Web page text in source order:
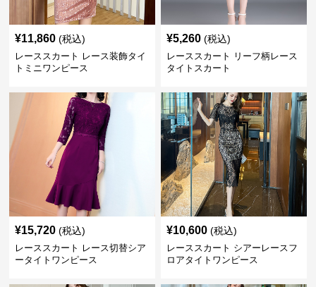
¥11,860 (税込)
レーススカート レース装飾タイ
トミニワンピース
¥5,260 (税込)
レーススカート リーフ柄レース
タイトスカート
¥15,720 (税込)
レーススカート レース切替シア
ータイトワンピース
¥10,600 (税込)
レーススカート シアーレースフ
ロアタイトワンピース